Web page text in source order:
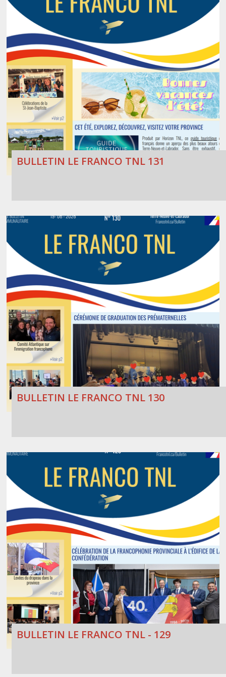
BULLETIN LE FRANCO TNL 131
BULLETIN LE FRANCO TNL 130
BULLETIN LE FRANCO TNL - 129